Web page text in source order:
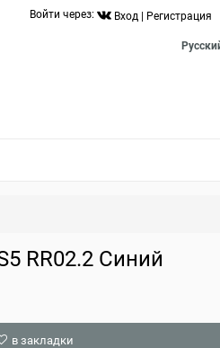
Войти через: Вход Регистрация
RR02.2 Синий
в закладки